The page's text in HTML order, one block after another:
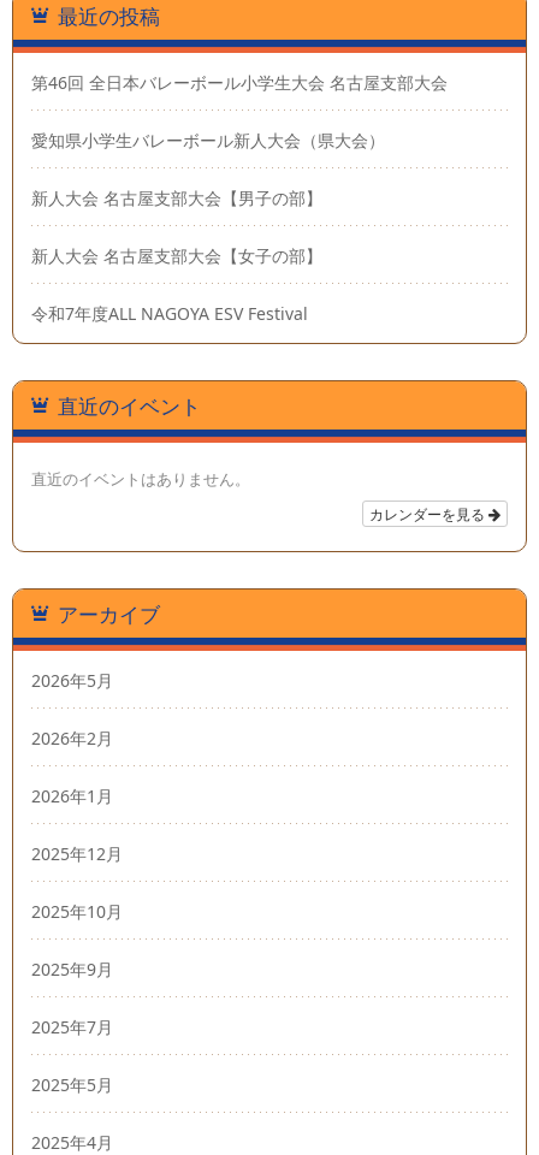
最近の投稿
第46回 全日本バレーボール小学生大会 名古屋支部大会
愛知県小学生バレーボール新人大会（県大会）
新人大会 名古屋支部大会【男子の部】
新人大会 名古屋支部大会【女子の部】
令和7年度ALL NAGOYA ESV Festival
直近のイベント
直近のイベントはありません。
カレンダーを見る
アーカイブ
2026年5月
2026年2月
2026年1月
2025年12月
2025年10月
2025年9月
2025年7月
2025年5月
2025年4月